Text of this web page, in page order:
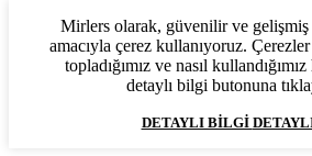
Mirlers olarak, güvenilir ve gelişmiş
amacıyla çerez kullanıyoruz.
topladığımız ve nasıl
detaylı bilgi butonuna
DETAYLI BILGI